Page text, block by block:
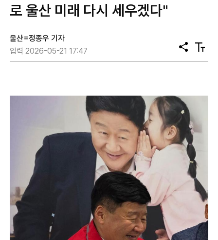
로 울산 미래 다시 세우겠다"
울산=정종우 기자
입력 2026-05-21 17:47
공
유
텍
스